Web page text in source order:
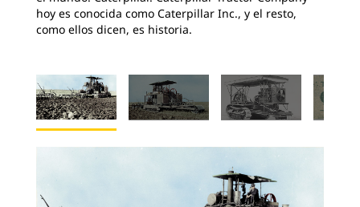
hoy es conocida como Caterpillar Inc., y el resto,
como ellos dicen, es historia.